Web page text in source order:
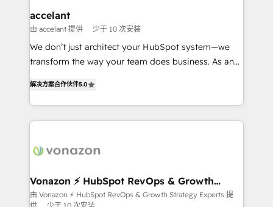
One company, one operating model, delivering
across offices and consulting teams in the UK, USA,
Canada, Germany, France, Belgium, Singapore, and
South Africa. Certified compliant with ISO/IEC
international offices and 175+ employees.
accelant
由 accelant 提供 少于 10 次安装
We don’t just architect your HubSpot system—we
transform the way your team does business. As an
creating tailored, end-to-end CRM solutions that
accelerate growth, improve operational efficiency,
and ensure faster time to value on HubSpot. What
day one, our team takes the time to deeply
strategies that deliver impactful results. Our mission
is to empower you to unlock HubSpot’s full potential
解决方案合作伙伴5.0
Vonazon ⚡ HubSpot RevOps & Growth
Strategy Experts
由 Vonazon ⚡ HubSpot RevOps & Growth Strategy Experts 提